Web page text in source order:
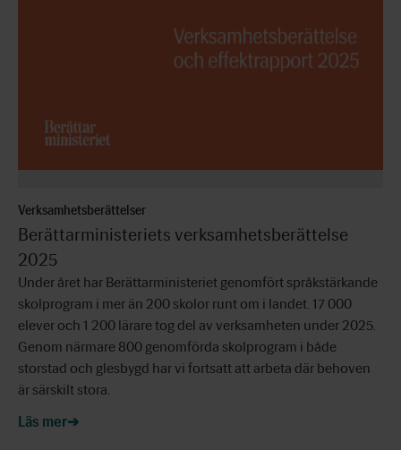
Verksamhetsberättelser
Berättarministeriets verksamhetsberättelse
2025
Under året har Berättarministeriet genomfört språkstärkande
skolprogram i mer än 200 skolor runt om i landet. 17 000
elever och 1 200 lärare tog del av verksamheten under 2025.
Genom närmare 800 genomförda skolprogram i både
storstad och glesbygd har vi fortsatt att arbeta där behoven
är särskilt stora.
Läs mer